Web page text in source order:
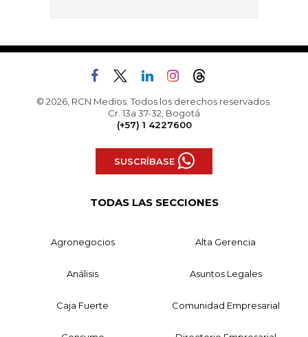
© 2026, RCN Medios. Todos los derechos reservados.
Cr. 13a 37-32, Bogotá
(+57) 1 4227600
SUSCRÍBASE
TODAS LAS SECCIONES
Agronegocios Alta Gerencia
Análisis Asuntos Legales
Caja Fuerte Comunidad Empresarial